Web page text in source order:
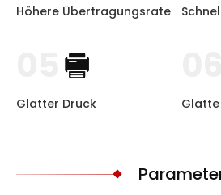
Höhere Übertragungsrate
Glatter Druck